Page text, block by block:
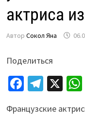
актриса
Автор Сокол Яна
Поделиться
Fa
b
Te
gr
X
Французские